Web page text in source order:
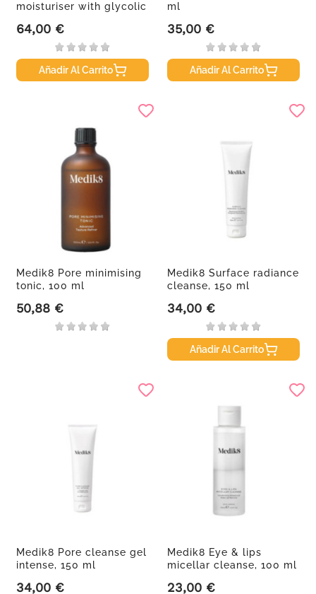
moisturiser with glycolic
Precio
64,00 €
Añadir Al Carrito
ml
Precio
35,00 €
Añadir Al Carrito
Medik8 Pore minimising
tonic, 100 ml
Precio
50,88 €
Medik8 Surface radiance
cleanse, 150 ml
Precio
34,00 €
Añadir Al Carrito
Medik8 Pore cleanse gel
intense, 150 ml
Precio
34,00 €
Medik8 Eye & lips
micellar cleanse, 100 ml
Precio
23,00 €